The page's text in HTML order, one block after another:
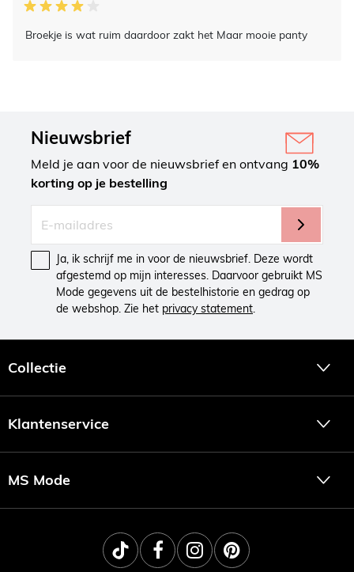
Broekje is wat ruim daardoor zakt het Maar mooie panty
Nieuwsbrief
Meld je aan voor de nieuwsbrief en ontvang 10%
korting op je bestelling
Ja, ik schrijf me in voor de nieuwsbrief. Deze wordt
afgestemd op mijn interesses. Daarvoor gebruikt MS
Mode gegevens uit de bestelhistorie en gedrag op
de webshop. Zie het privacy statement.
Collectie
Klantenservice
MS Mode